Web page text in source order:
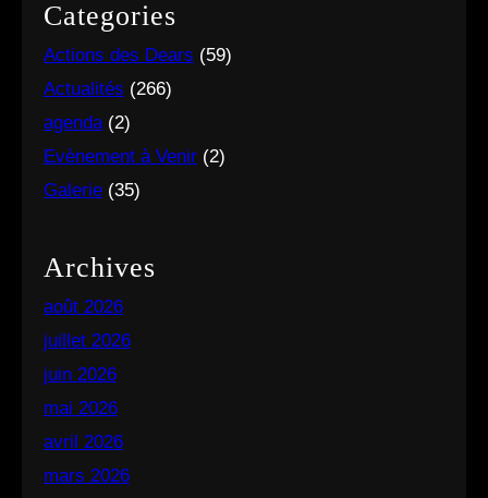
Categories
Actions des Dears (59)
Actualités (266)
agenda(2)
Evènement à Venir (2)
Galerie (35)
Archives
août 2026
juillet 2026
juin 2026
mai 2026
avril 2026
mars 2026